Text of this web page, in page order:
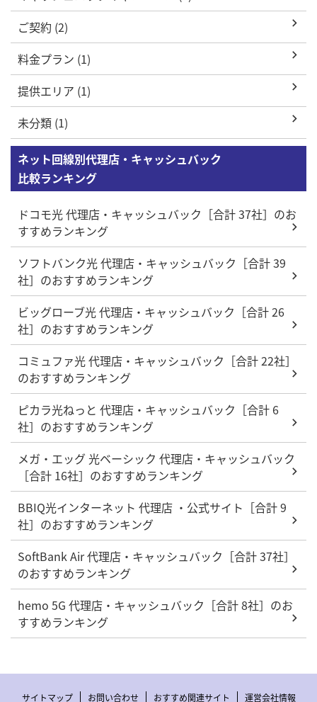
ご契約 (2)
料金プラン (1)
提供エリア (1)
未分類 (1)
ネット回線別代理店・キャッシュバック
比較ランキング
ドコモ光 代理店・キャッシュバック［合計 37社］のお
すすめランキング
ソフトバンク光 代理店・キャッシュバック［合計 39
社］のおすすめランキング
ビッグローブ光 代理店・キャッシュバック［合計 26
社］のおすすめランキング
コミュファ光 代理店・キャッシュバック［合計 22社］
のおすすめランキング
ピカラ光ねっと 代理店・キャッシュバック［合計 6
社］のおすすめランキング
メガ・エッグ 光ベーシック 代理店・キャッシュバック
［合計 16社］のおすすめランキング
BBIQ光インターネット 代理店 ・公式サイト［合計 9
社］のおすすめランキング
SoftBank Air 代理店・キャッシュバック［合計 37社］
のおすすめランキング
hemo 5G 代理店・キャッシュバック［合計 8社］のお
すすめランキング
サイトマップ お問い合わせ おすすめ関連サイト 運営会社情報